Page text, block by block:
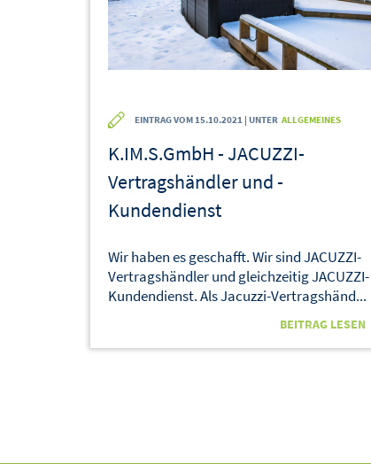
EINTRAG VOM 15.10.2021 | UNTER ALLGEMEINES
K.IM.S.GmbH - JACUZZI-
Vertragshändler und -
Kundendienst
Wir haben es geschafft. Wir sind JACUZZI-
Vertragshändler und gleichzeitig JACUZZI-
Kundendienst. Als Jacuzzi-Vertragshänd...
BEITRAG LESEN